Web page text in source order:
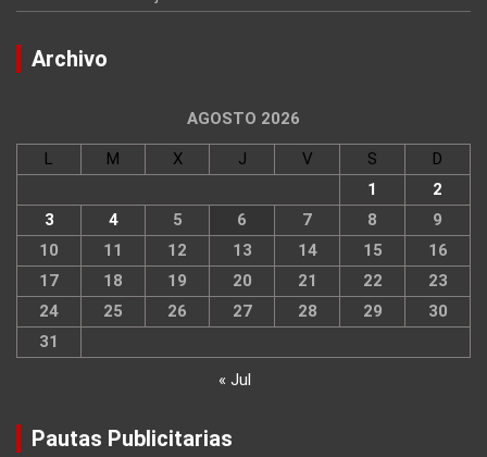
Archivo
AGOSTO 2026
L M X J V S
D
1
2
3
4 5 6 7 8
9
10
11 12 13 14 15
16
17
18 19 20 21 22
23
24
25 26 27 28 29
30
31
« Jul
Pautas Publicitarias